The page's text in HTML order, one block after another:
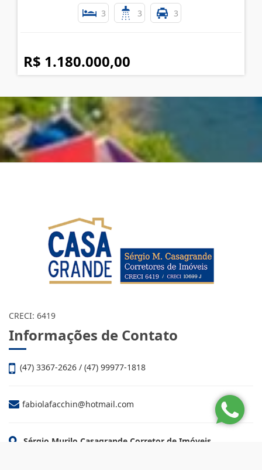
3 3 3
R$ 1.180.000,00
CRECI: 6419
Informações de Contato
(47) 3367-2626 / (47) 99977-1818
fabiolafacchin@hotmail.com
Sérgio Murilo Casagrande Corretor de Imóveis